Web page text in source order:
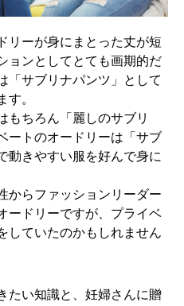
リーが身にまとった丈が短
ョンとしてとても画期的だ
「サブリナパンツ」として
す。
もちろん「麗しのサブリ
ートのオードリーは「サブ
動きやすい服を好んで身に
からファッションリーダー
ードリーですが、プライベ
していたのかもしれません
たい知識と、妊婦さんに贈